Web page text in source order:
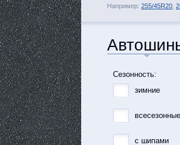
Например: 255/45R20
Сезонность:
зимние
всесезонные
с шипами